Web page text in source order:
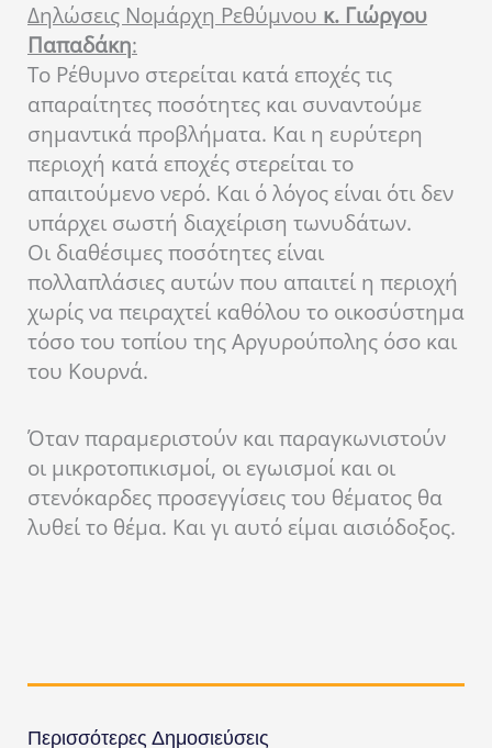
Δηλώσεις Νομάρχη Ρεθύμνου κ. Γιώργου
Παπαδάκη:
Το Ρέθυμνο στερείται κατά εποχές τις
απαραίτητες ποσότητες και συναντούμε
σημαντικά προβλήματα. Και η ευρύτερη
περιοχή κατά εποχές στερείται το
απαιτούμενο νερό. Και ό λόγος είναι ότι δεν
υπάρχει σωστή διαχείριση τωνυδάτων.
Οι διαθέσιμες ποσότητες είναι
πολλαπλάσιες αυτών που απαιτεί η περιοχή
χωρίς να πειραχτεί καθόλου το οικοσύστημα
τόσο του τοπίου της Αργυρούπολης όσο και
του Κουρνά.
Όταν παραμεριστούν και παραγκωνιστούν
οι μικροτοπικισμοί, οι εγωισμοί και οι
στενόκαρδες προσεγγίσεις του θέματος θα
λυθεί το θέμα. Και γι αυτό είμαι αισιόδοξος.
Περισσότερες Δημοσιεύσεις